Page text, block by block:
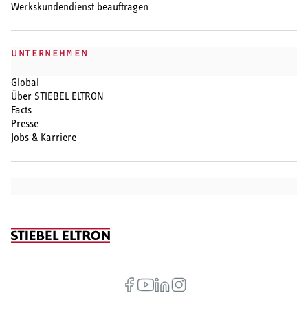
Werkskundendienst beauftragen
UNTERNEHMEN
Global
Über STIEBEL ELTRON
Facts
Presse
Jobs & Karriere